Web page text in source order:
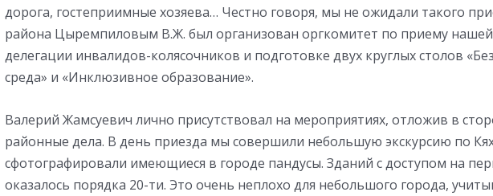
дорога, гостеприимные хозяева… Честно говоря, мы не ожидали такого
района Цыремпиловым В.Ж. был организован оргкомитет по приему
делегации инвалидов-колясочников и подготовке двух круглых столов
среда» и «Инклюзивное образование».
Валерий Жамсуевич лично присутствовал на мероприятиях, отложив в
районные дела. В день приезда мы совершили небольшую экскурсию по
сфотографировали имеющиеся в городе пандусы. Зданий с доступом на
оказалось порядка 20-ти. Это очень неплохо для небольшого города,